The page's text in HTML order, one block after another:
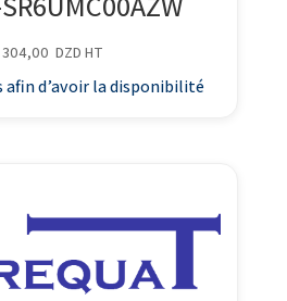
304,00 DZD HT
afin d’avoir la disponibilité